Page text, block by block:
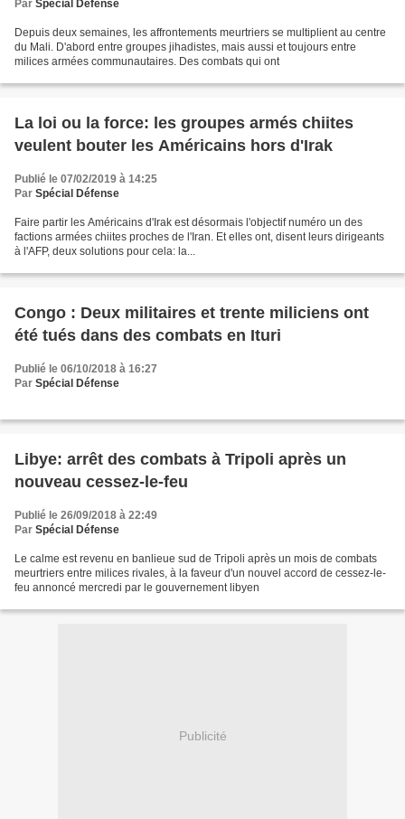
Par Spécial Défense
Depuis deux semaines, les affrontements meurtriers se multiplient au centre
du Mali. D'abord entre groupes jihadistes, mais aussi et toujours entre
milices armées communautaires. Des combats qui ont
La loi ou la force: les groupes armés chiites
veulent bouter les Américains hors d'Irak
Publié le 07/02/2019 à 14:25
Par Spécial Défense
Faire partir les Américains d'Irak est désormais l'objectif numéro un des
factions armées chiites proches de l'Iran. Et elles ont, disent leurs dirigeants
à l'AFP, deux solutions pour cela: la...
Congo : Deux militaires et trente miliciens ont
été tués dans des combats en Ituri
Publié le 06/10/2018 à 16:27
Par Spécial Défense
Libye: arrêt des combats à Tripoli après un
nouveau cessez-le-feu
Publié le 26/09/2018 à 22:49
Par Spécial Défense
Le calme est revenu en banlieue sud de Tripoli après un mois de combats
meurtriers entre milices rivales, à la faveur d'un nouvel accord de cessez-le-
feu annoncé mercredi par le gouvernement libyen
Publicité